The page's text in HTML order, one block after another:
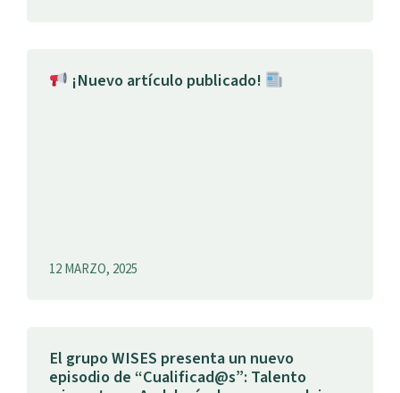
¡Nuevo artículo publicado!
12 MARZO, 2025
El grupo WISES presenta un nuevo
episodio de “Cualificad@s”: Talento